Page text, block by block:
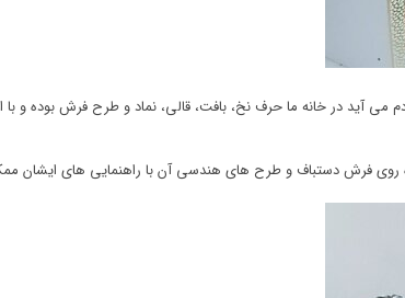
می آید در خانه ما حرف نخ، بافت، قالی، نماد و طرح فرش بوده و
روی فرش دستباف و طرح های هندسی آن با راهنمایی های ایشان